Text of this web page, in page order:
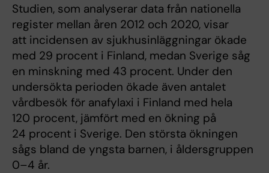
Studien, som analyserar data från nationella
register mellan åren 2012 och 2020, visar
att incidensen av sjukhusinläggningar ökade
med 29 procent i Finland, medan Sverige såg
en minskning med 43 procent. Under den
undersökta perioden ökade även antalet
vårdbesök för anafylaxi i Finland med hela
120 procent, jämfört med en ökning på
24 procent i Sverige. Den största ökningen
sågs bland de yngsta barnen, i åldersgruppen
0–4 år.